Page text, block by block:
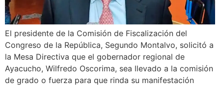
El presidente de la Comisión de Fiscalización del
Congreso de la República, Segundo Montalvo, solicitó a
la Mesa Directiva que el gobernador regional de
Ayacucho, Wilfredo Oscorima, sea llevado a la comisión
de grado o fuerza para que rinda su manifestación